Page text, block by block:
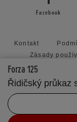
Forza 125
Řidičský průkaz
Facebook
Kontakt
Zásady
Zásady
Honda